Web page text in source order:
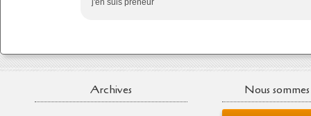
j'en suis preneur
Archives Nous